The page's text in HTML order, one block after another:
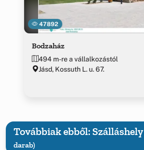
47892
Bodzaház
494 m-re a vállalkozástól
Jásd, Kossuth L. u. 67.
Továbbiak ebből: Szálláshely
darab)